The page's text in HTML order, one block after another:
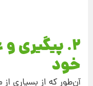
2. پیگیری
خود
آن‌طور که از بسیاری